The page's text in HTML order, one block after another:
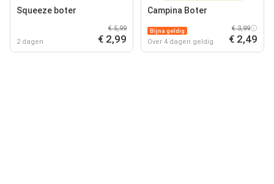
Squeeze boter
2 dagen
€ 5,99
€ 2,99
Campina Boter
Bijna geldig
Over 4 dagen geldig
€ 3,99
€ 2,49